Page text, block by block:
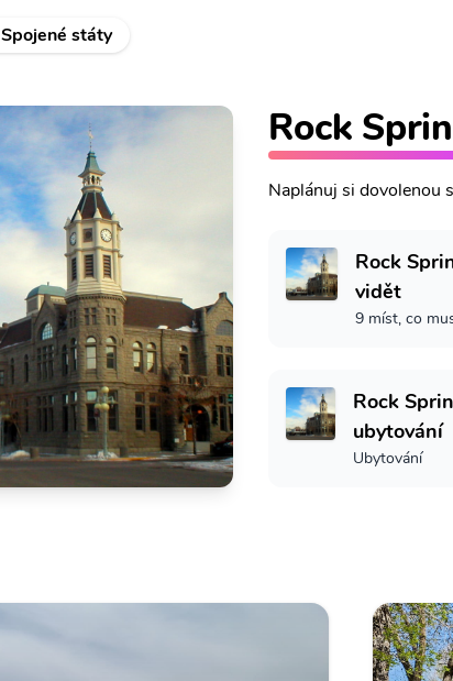
Spojené státy
Rock
Naplánuj si dovolenou
Rock
vidět
9 míst, co
Rock
ubytování
Ubytování